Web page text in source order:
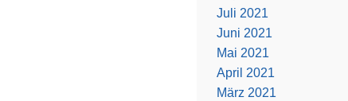
Juli 2021
Juni 2021
Mai 2021
April 2021
März 2021